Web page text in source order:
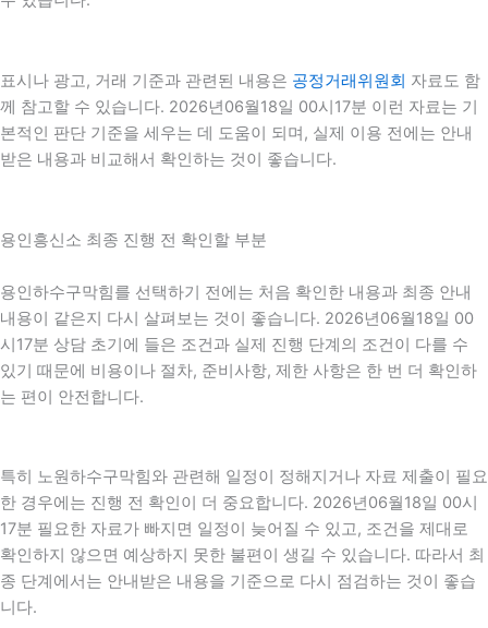
표시나 광고, 거래 기준과 관련된 내용은 공정거래위원회 자료도 함
께 참고할 수 있습니다. 2026년06월18일 00시17분 이런 자료는 기
본적인 판단 기준을 세우는 데 도움이 되며, 실제 이용 전에는 안내
받은 내용과 비교해서 확인하는 것이 좋습니다.
용인흥신소 최종 진행 전 확인할 부분
용인하수구막힘를 선택하기 전에는 처음 확인한 내용과 최종 안내
내용이 같은지 다시 살펴보는 것이 좋습니다. 2026년06월18일 00
시17분 상담 초기에 들은 조건과 실제 진행 단계의 조건이 다를 수
있기 때문에 비용이나 절차, 준비사항, 제한 사항은 한 번 더 확인하
는 편이 안전합니다.
특히 노원하수구막힘와 관련해 일정이 정해지거나 자료 제출이 필요
한 경우에는 진행 전 확인이 더 중요합니다. 2026년06월18일 00시
17분 필요한 자료가 빠지면 일정이 늦어질 수 있고, 조건을 제대로
확인하지 않으면 예상하지 못한 불편이 생길 수 있습니다. 따라서 최
종 단계에서는 안내받은 내용을 기준으로 다시 점검하는 것이 좋습
니다.